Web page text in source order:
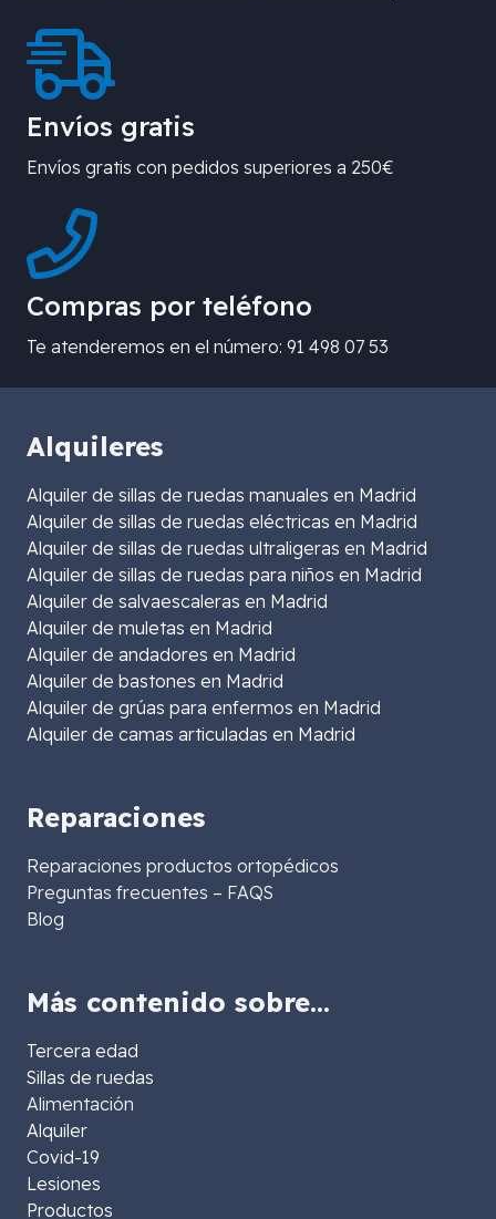
Envíos gratis
Envíos gratis con pedidos superiores a 250€
Compras por teléfono
Te atenderemos en el número: 91 498 07 53
Alquileres
Alquiler de sillas de ruedas manuales en Madrid
Alquiler de sillas de ruedas eléctricas en Madrid
Alquiler de sillas de ruedas ultraligeras en Madrid
Alquiler de sillas de ruedas para niños en Madrid
Alquiler de salvaescaleras en Madrid
Alquiler de muletas en Madrid
Alquiler de andadores en Madrid
Alquiler de bastones en Madrid
Alquiler de grúas para enfermos en Madrid
Alquiler de camas articuladas en Madrid
Reparaciones
Reparaciones productos ortopédicos
Preguntas frecuentes – FAQS
Blog
Más contenido sobre…
Tercera edad
Sillas de ruedas
Alimentación
Alquiler
Covid-19
Lesiones
Productos